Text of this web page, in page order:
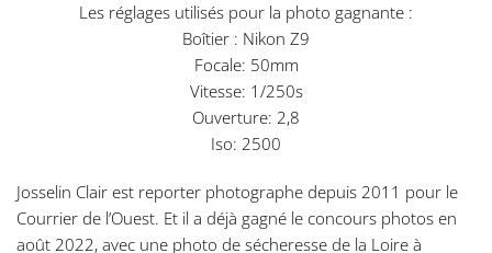
Les réglages utilisés pour la photo gagnante :
Boîtier : Nikon Z9
Focale: 50mm
Vitesse: 1/250s
Ouverture: 2,8
Iso: 2500
Josselin Clair est reporter photographe depuis 2011 pour le
Courrier de l’Ouest. Et il a déjà gagné le concours photos en
août 2022, avec une photo de sécheresse de la Loire à